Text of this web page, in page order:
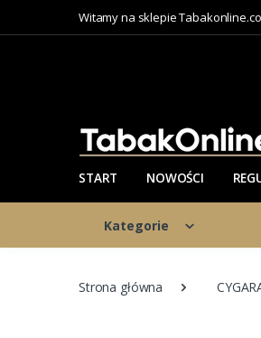
Witamy na sklepie
START NOWOŚCI
Kategorie
Strona główna